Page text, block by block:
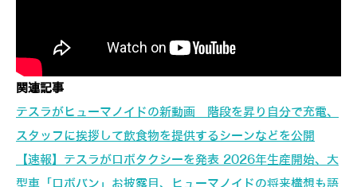
関連記事
テスラがヒューマノイドの新動画 階段を昇り自分で充電、
スタッフに挨拶して飲食物を提供するシーンなどを公開
【速報】テスラがロボタクシーを発表 2026年生産開始、大
型車「ロボバン」お披露目、ヒューマノイドの将来構想も語